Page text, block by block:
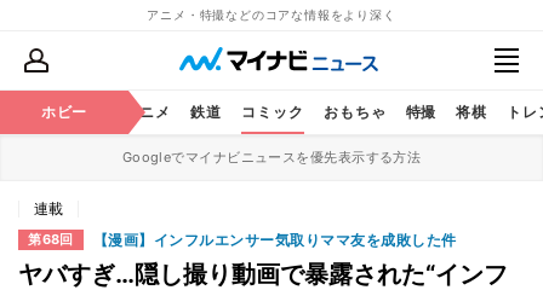
アニメ・特撮などのコアな情報をより深く
ホビー アニメ 鉄道 コミック おもちゃ 特撮 将棋 ト
Googleでマイナビニュースを優先表示する方法
連載
第68回 【漫画】インフルエンサー気取りママ友を成敗した件
ヤバすぎ…隠し撮り動画で暴露された“インフ